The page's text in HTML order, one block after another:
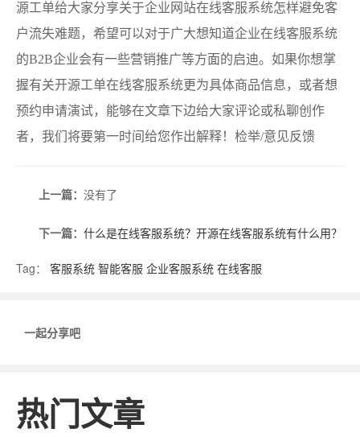
源工单给大家分享关于企业网站在线客服系统怎样避免客
户流失难题，希望可以对于广大想知道企业在线客服系统
的B2B企业会有一些营销推广等方面的启迪。如果你想掌
握有关开源工单在线客服系统更为具体商品信息，或者想
预约申请演试，能够在文章下边给大家评论或私聊创作
者，我们将要第一时间给您作出解释！检举/意见反馈
上一篇： 没有了
下一篇： 什么是在线客服系统？开源在线客服系统有什么用？
Tag： 客服系统 智能客服 企业客服系统 在线客服
一起分享吧
热门文章